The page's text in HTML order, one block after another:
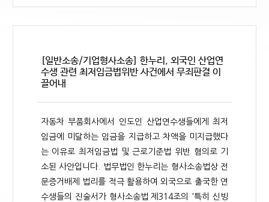
[일반소송/기업형사소송] 한누리, 외국인 산업연
수생 관련 최저임금법위반 사건에서 무죄판결 이
끌어내
자동차 부품회사에서 인도인 산업연수생들에게 최저
임금에 미달하는 임금을 지급하고 차액을 미지급했다
는 이유로 최저임금법 및 근로기준법 위반 혐의로 기
소된 사안입니다. 법무법인 한누리는 형사소송법상 전
문증거배제 법리를 적극 활용하여 외국으로 출국한 연
수생들의 진술서가 형사소송법 제314조의 '특히 신빙